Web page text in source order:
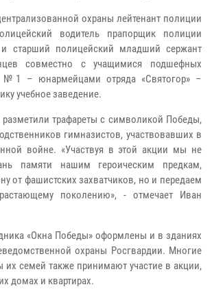
охраны лейтенант полиции
водитель прапорщик полиции
и старший полицейский младший сержант
совместно с учащимися подшефных
№1 – юнармейцами отряда «Святогор» –
учебное заведение.
трафареты с символикой Победы,
гимназистов, участвовавших в
войне. «Участвуя в этой акции мы не
памяти нашим героическим предкам,
от фашистских захватчиков, но и передаем
поколению», - отмечает Иван
«Окна Победы» оформлены и в зданиях
охраны Росгвардии. Многие
их семей также принимают участие в акции,
домах и квартирах.